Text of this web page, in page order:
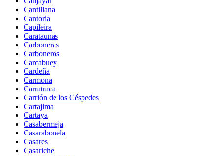
Cantillana
Cantoria
Capileira
Carataunas
Carboneras
Carboneros
Carcabuey
Cardeña
Carmona
Carratraca
Carrión de los Céspedes
Cartajima
Cartaya
Casabermeja
Casarabonela
Casares
Casariche